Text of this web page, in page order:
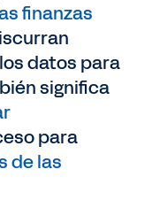
finanzas
datos para
significa
para
de las